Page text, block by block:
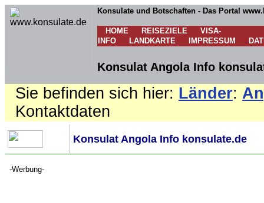
Konsulate und Botschaften - Das Portal
HOME REISEZIELE
VISA-
INFO
LANDKARTE IMPRESSUM
Konsulat Angola Info
Sie befinden sich hier: Länder:
Kontaktdaten
Konsulat Angola Info konsulate.de
-Werbung-